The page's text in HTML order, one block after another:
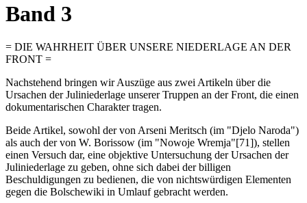
Band 3
= DIE WAHRHEIT ÜBER UNSERE NIEDERLAGE AN DER
FRONT =
Nachstehend bringen wir Auszüge aus zwei Artikeln über die
Ursachen der Juliniederlage unserer Truppen an der Front, die einen
dokumentarischen Charakter tragen.
Beide Artikel, sowohl der von Arseni Meritsch (im "Djelo Naroda")
als auch der von W. Borissow (im "Nowoje Wremja"[71]), stellen
einen Versuch dar, eine objektive Untersuchung der Ursachen der
Juliniederlage zu geben, ohne sich dabei der billigen
Beschuldigungen zu bedienen, die von nichtswürdigen Elementen
gegen die Bolschewiki in Umlauf gebracht werden.